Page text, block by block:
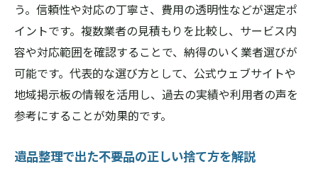
う。信頼性や対応の丁寧さ、費用の透明性などが選定ポ
イントです。複数業者の見積もりを比較し、サービス内
容や対応範囲を確認することで、納得のいく業者選びが
可能です。代表的な選び方として、公式ウェブサイトや
地域掲示板の情報を活用し、過去の実績や利用者の声を
参考にすることが効果的です。
遺品整理で出た不要品の正しい捨て方を解説